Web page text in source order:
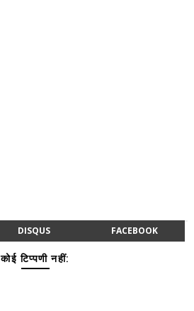
DISQUS FACEBOOK
कोई टिप्पणी नहीं: